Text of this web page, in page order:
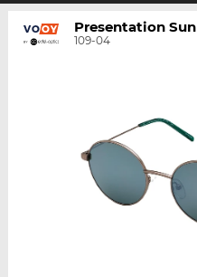
Presentation Sun
109-04